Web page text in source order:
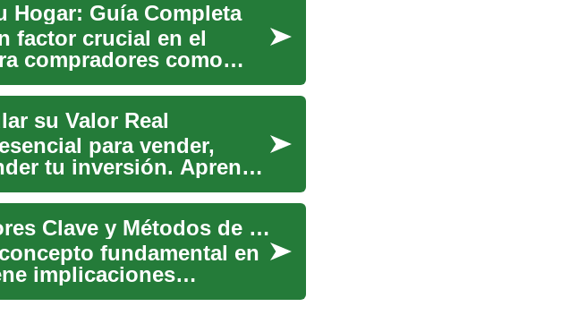
Hogar: Guía Completa
factor crucial en el
compradores como
su Valor Real
para vender,
tu inversión. Aprende
El Valor de una Vivienda: Factores Clave y Métodos de Evaluación
fundamental en
implicaciones